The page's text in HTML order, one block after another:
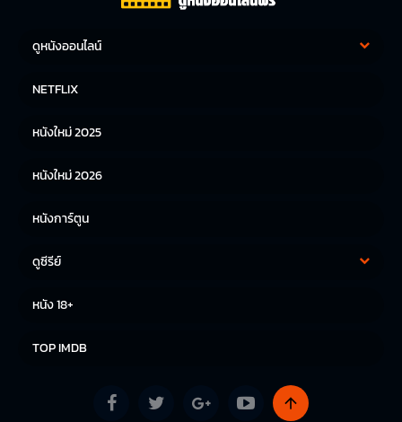
ดูหนังออนไลน์
หนังญี่ปุ่น
NETFLIX
หนังใหม่ 2025
หนังใหม่ 2026
หนังการ์ตูน
ดูซีรีย์
หนัง 18+
TOP IMDB